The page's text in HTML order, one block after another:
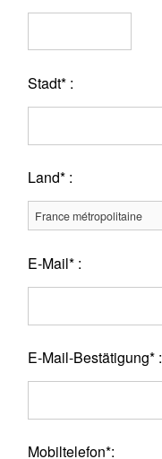
Stadt* :
Land* :
E-Mail* :
E-Mail-Bestätigung* :
Mobiltelefon*: